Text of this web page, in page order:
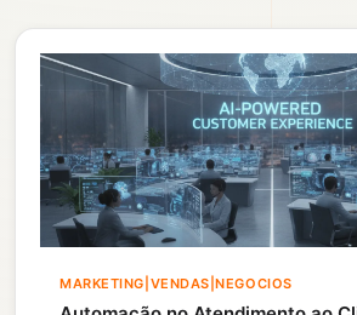
MARKETING|VENDAS|NEGOCIOS